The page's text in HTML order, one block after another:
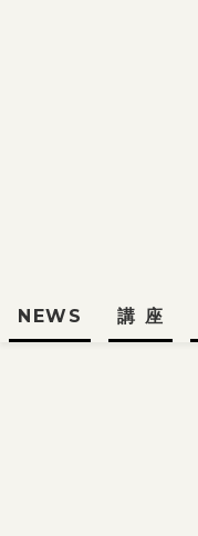
NEWS 講 座
NEWS